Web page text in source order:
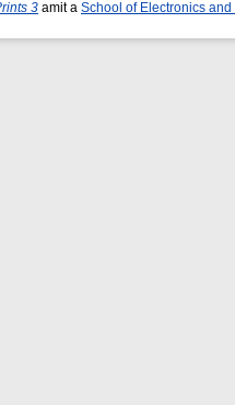
3 amit a School of Electronics